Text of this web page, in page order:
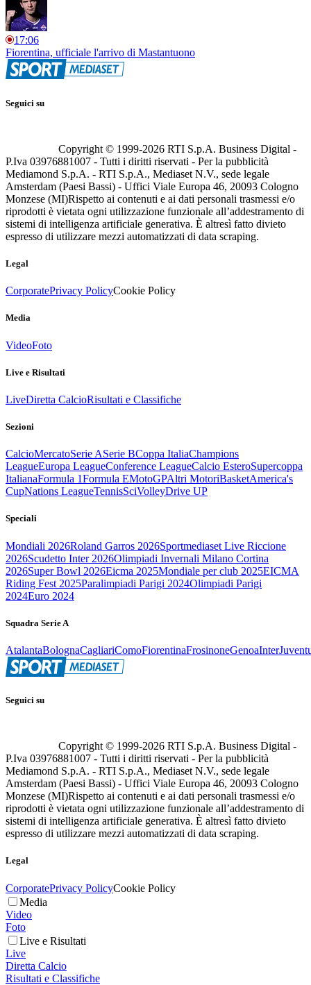
17:06
Fiorentina, ufficiale l'arrivo di Mastantuono
Seguici su
Copyright © 1999-2026 RTI S.p.A. Business Digital -
P.Iva 03976881007 - Tutti i diritti riservati - Per la pubblicità
Mediamond S.p.A. - RTI S.p.A., Mediaset N.V., sede legale
Amsterdam (Paesi Bassi) - Uffici Viale Europa 46, 20093 Cologno
Monzese (MI)Rispetto ai contenuti e ai dati personali trasmessi e/o
riprodotti è vietata ogni utilizzazione funzionale all’addestramento di
sistemi di intelligenza artificiale generativa. È altresì fatto divieto
espresso di utilizzare mezzi automatizzati di data scraping.
Legal
CorporatePrivacy PolicyCookie Policy
Media
VideoFoto
Live e Risultati
LiveDiretta CalcioRisultati e Classifiche
Sezioni
CalcioMercatoSerie ASerie BCoppa ItaliaChampions
LeagueEuropa LeagueConference LeagueCalcio EsteroSupercoppa
ItalianaFormula 1Formula EMotoGPAltri MotoriBasketAmerica's
CupNations LeagueTennisSciVolleyDrive UP
Speciali
Mondiali 2026Roland Garros 2026Sportmediaset Live Riccione
2026Scudetto Inter 2026Olimpiadi Invernali Milano Cortina
2026Super Bowl 2026Eicma 2025Mondiale per club 2025EICMA
Riding Fest 2025Paralimpiadi Parigi 2024Olimpiadi Parigi
2024Euro 2024
Squadra Serie A
AtalantaBolognaCagliariComoFiorentinaFrosinoneGenoaInter
Seguici su
Copyright © 1999-2026 RTI S.p.A. Business Digital -
P.Iva 03976881007 - Tutti i diritti riservati - Per la pubblicità
Mediamond S.p.A. - RTI S.p.A., Mediaset N.V., sede legale
Amsterdam (Paesi Bassi) - Uffici Viale Europa 46, 20093 Cologno
Monzese (MI)Rispetto ai contenuti e ai dati personali trasmessi e/o
riprodotti è vietata ogni utilizzazione funzionale all’addestramento di
sistemi di intelligenza artificiale generativa. È altresì fatto divieto
espresso di utilizzare mezzi automatizzati di data scraping.
Legal
CorporatePrivacy PolicyCookie Policy
Media
Video
Foto
Live e Risultati
Live
Diretta Calcio
Risultati e Classifiche